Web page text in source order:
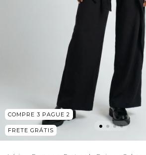
COMPRE 3 PAGUE 2
FRETE GRÁTIS